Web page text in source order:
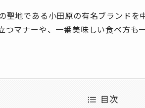
聖地である小田原の有名ブランド
つマナーや、一番美味しい食べ方も
目次